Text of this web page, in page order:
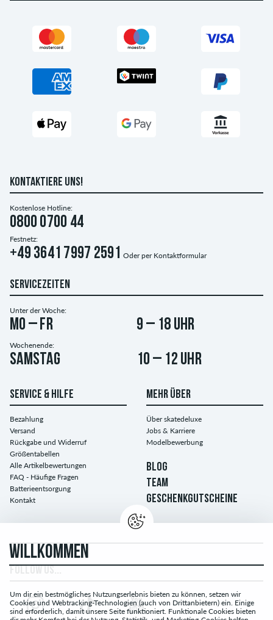
KONTAKTIERE UNS!
Kostenlose Hotline:
0800 0700 44
Festnetz:
+49 3641 7997 2591 Oder per Kontaktformular
SERVICEZEITEN
Unter der Woche:
Mo – Fr 9 – 18 Uhr
Wochenende:
Samstag 10 – 12 Uhr
SERVICE & HILFE
Bezahlung
Versand
Rückgabe und Widerruf
Größentabellen
Alle Artikelbewertungen
FAQ - Häufige Fragen
Batterieentsorgung
Kontakt
MEHR ÜBER
Über skatedeluxe
Jobs & Karriere
Modelbewerbung
BLOG
TEAM
GESCHENKGUTSCHEINE
WILLKOMMEN
Um dir ein bestmögliches Nutzungserlebnis bieten zu können, setzen wir
Cookies und Webtracking-Technologien (auch von Drittanbietern) ein. Einige
sind erforderlich, damit unsere Seite funktioniert. Funktionale Cookies bieten